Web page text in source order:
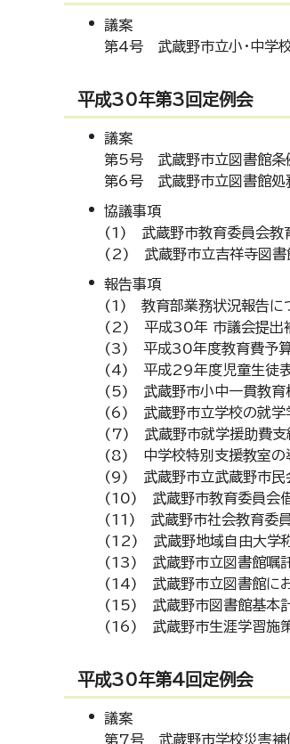
議案
第4号 武蔵野市立小・中学
平成30年第3回定例会
議案
第5号 武蔵野市立図書館条
第6号 武蔵野市立図書館処
協議事項
(1) 武蔵野市教育委員会教
(2) 武蔵野市立吉祥寺図書
報告事項
(1) 教育部業務状況報告に
(2) 平成30年 市議会提出
(3) 平成30年度教育費予算
(4) 平成29年度児童生徒表
(5) 武蔵野市小中一貫教育
(6) 武蔵野市立学校の就学
(7) 武蔵野市就学援助費支
(8) 中学校特別支援教室の
(9) 武蔵野市立武蔵野市民
(10) 武蔵野市教育委員会借
(11) 武蔵野市社会教育委員
(12) 武蔵野地域自由大学
(13) 武蔵野市立図書館嘱
(14) 武蔵野市立図書館にお
(15) 武蔵野市図書館基本
(16) 武蔵野市生涯学習施策
平成30年第4回定例会
議案
第7号 武蔵野市学校災害補